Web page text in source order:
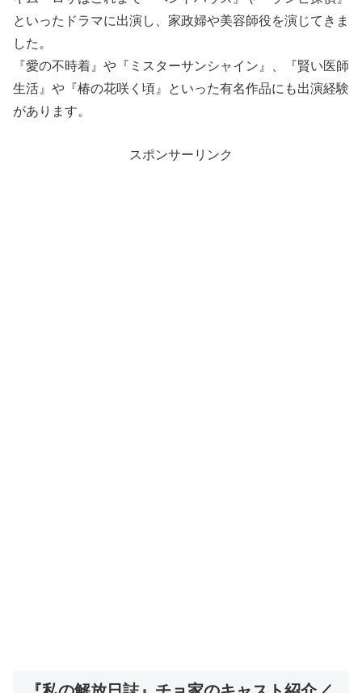
といったドラマに出演し、家政婦や美容師役を演じてきま
した。
『愛の不時着』や『ミスターサンシャイン』、『賢い医師
生活』や『椿の花咲く頃』といった有名作品にも出演経験
があります。
スポンサーリンク